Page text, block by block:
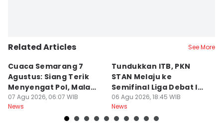
Related Articles See More
Cuaca Semarang 7
Agustus: Siang Terik
Menyengat Pol, Malam
Dingin Bediding Atis!
07 Agu 2026, 06:07 WIB
News
Tundukkan ITB, PKN
STAN Melaju ke
Semifinal Liga Debat IDN
Times 2026
06 Agu 2026, 18:45 WIB
News